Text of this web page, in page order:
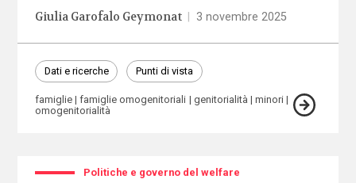
Giulia Garofalo Geymonat 3 novembre 2025
Dati e ricerche Punti di vista
famiglie famiglie omogenitoriali genitorialità
minori
omogenitorialità
Politiche e governo del welfare